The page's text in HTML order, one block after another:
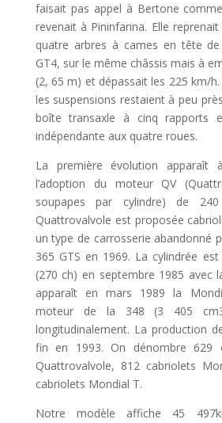
faisait pas appel à Bertone
revenait à Pininfarina. Elle
quatre arbres à cames en tête
GT4, sur le même châssis mais à
(2, 65 m) et dépassait les 225 km/
les suspensions restaient à peu
boîte transaxle à cinq rapports
indépendante aux quatre roues.
La première évolution apparaît
l’adoption du moteur QV
soupapes par cylindre) de
Quattrovalvole est proposée
un type de carrosserie abandonné
365 GTS en 1969. La cylindrée
(270 ch) en septembre 1985 avec
apparaît en mars 1989 la
moteur de la 348 (3 405
longitudinalement. La production
fin en 1993. On dénombre 629
Quattrovalvole, 812 cabriolets
cabriolets Mondial T.
Notre modèle affiche 45